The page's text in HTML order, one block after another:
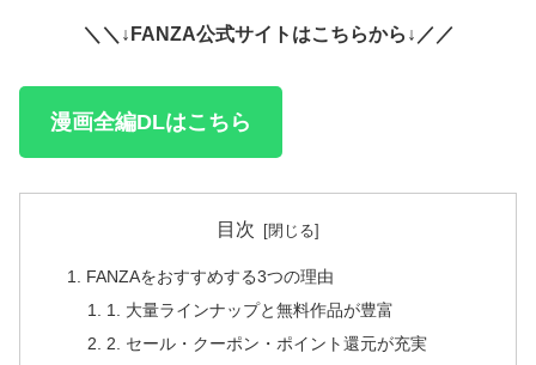
＼＼↓FANZA公式サイトはこちらから↓／／
漫画全編DLはこちら
目次
FANZAをおすすめする3つの理由
1. 大量ラインナップと無料作品が豊富
2. セール・クーポン・ポイント還元が充実